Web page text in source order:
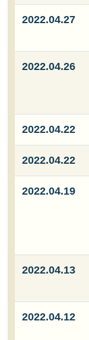
2022.04.27
2022.04.26
2022.04.22
2022.04.22
2022.04.19
2022.04.13
2022.04.12